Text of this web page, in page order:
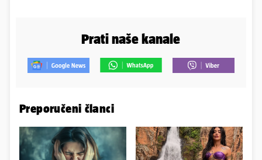
Prati naše kanale
Preporučeni članci